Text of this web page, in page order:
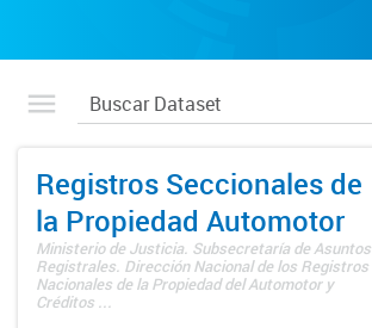
Registros Seccionales de
la Propiedad Automotor
Ministerio de Justicia. Subsecretaría de Asuntos
Registrales. Dirección Nacional de los Registros
Nacionales de la Propiedad del Automotor y
Créditos ...